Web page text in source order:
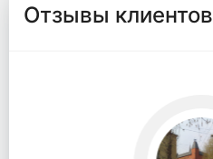
Отзывы клиентов